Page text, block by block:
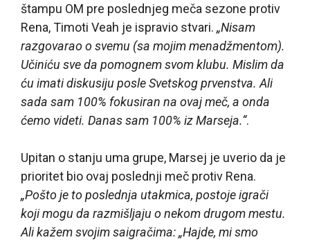
štampu OM pre poslednjeg meča sezone protiv
Rena, Timoti Veah je ispravio stvari. „Nisam
razgovarao o svemu (sa mojim menadžmentom).
Učiniću sve da pomognem svom klubu. Mislim da
ću imati diskusiju posle Svetskog prvenstva. Ali
sada sam 100% fokusiran na ovaj meč, a onda
ćemo videti. Danas sam 100% iz Marseja.“.
Upitan o stanju uma grupe, Marsej je uverio da je
prioritet bio ovaj poslednji meč protiv Rena.
„Pošto je to poslednja utakmica, postoje igrači
koji mogu da razmišljaju o nekom drugom mestu.
Ali kažem svojim saigračima: „Hajde, mi smo